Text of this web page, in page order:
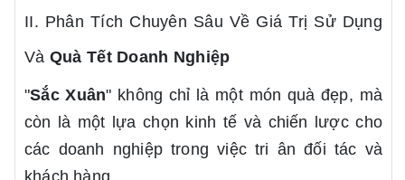
II. Phân Tích Chuyên Sâu Về Giá Trị Sử Dụng
Và Quà Tết Doanh Nghiệp
"Sắc Xuân" không chỉ là một món quà đẹp, mà
còn là một lựa chọn kinh tế và chiến lược cho
các doanh nghiệp trong việc tri ân đối tác và
khách hàng.